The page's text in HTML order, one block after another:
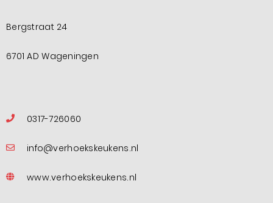
Bergstraat 24
6701 AD Wageningen
0317-726060
info@verhoekskeukens.nl
www.verhoekskeukens.nl